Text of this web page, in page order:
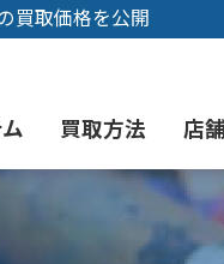
買取価格を公開
買取方法 店